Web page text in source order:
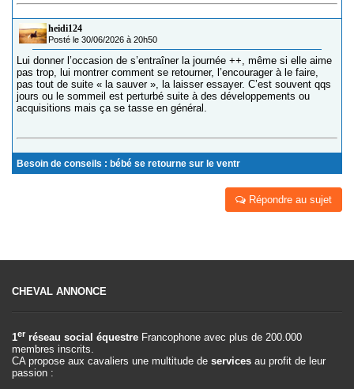
heidi124
Posté le 30/06/2026 à 20h50
Lui donner l’occasion de s’entraîner la journée ++, même si elle aime
pas trop, lui montrer comment se retourner, l’encourager à le faire,
pas tout de suite « la sauver », la laisser essayer. C’est souvent qqs
jours ou le sommeil est perturbé suite à des développements ou
acquisitions mais ça se tasse en général.
Besoin de conseils : bébé se retourne sur le ventr
Répondre au sujet
CHEVAL ANNONCE
1er réseau social équestre Francophone avec plus de 200.000
membres inscrits.
CA propose aux cavaliers une multitude de services au profit de leur
passion :